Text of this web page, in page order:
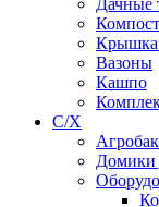
Дачные
Крышка
Вазоны
Кашпо
С/Х
Домики